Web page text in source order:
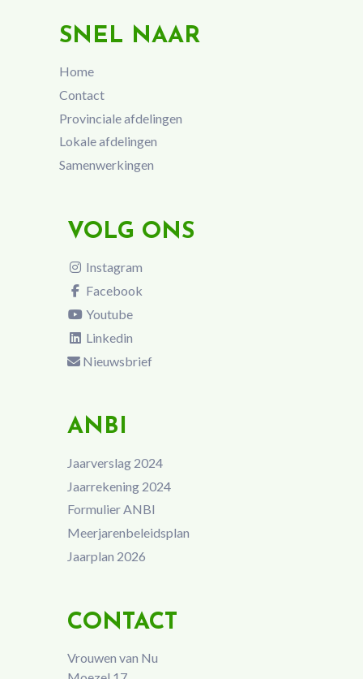
SNEL NAAR
Home
Contact
Provinciale afdelingen
Lokale afdelingen
Samenwerkingen
VOLG ONS
Instagram
Facebook
Youtube
Linkedin
Nieuwsbrief
ANBI
Jaarverslag 2024
Jaarrekening 2024
Formulier ANBI
Meerjarenbeleidsplan
Jaarplan 2026
CONTACT
Vrouwen van Nu